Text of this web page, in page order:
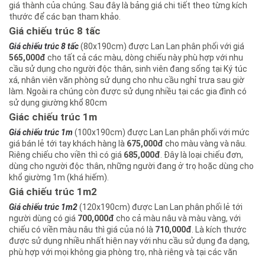
giá thành của chúng. Sau đây là bảng giá chi tiết theo từng kích
thước để các bạn tham khảo.
Giá chiếu trúc 8 tấc
Giá chiếu trúc 8 tấc(80x190cm) được Lan Lan phân phối với giá
565,000đ cho tất cả các màu, dòng chiếu này phù hợp với nhu
cầu sử dụng cho người độc thân, sinh viên đang sống tại Ký túc
xá, nhân viên văn phòng sử dụng cho nhu cầu nghỉ trưa sau giờ
làm. Ngoài ra chúng còn được sử dụng nhiều tại các gia đình có
sử dụng giường khổ 80cm
Giác chiếu trúc 1m
Giá chiếu trúc 1m (100x190cm) được Lan Lan phân phối với mức
giá bán lẻ tới tay khách hàng là 675,000đ cho màu vàng và nâu.
Riêng chiếu cho viền thì có giá 685,000đ. Đây là loại chiếu đơn,
dùng cho người độc thân, những người đang ở trọ hoặc dùng cho
khổ giường 1m (khá hiếm).
Giá chiếu trúc 1m2
Giá chiếu trúc 1m2(120x190cm) được Lan Lan phân phối lẻ tới
người dùng có giá 700,000đ cho cả màu nâu và màu vàng, với
chiếu có viền màu nâu thì giá của nó là 710,000đ. Là kích thước
được sử dụng nhiều nhất hiện nay với nhu cầu sử dụng đa dạng,
phù hợp với mọi không gia phòng trọ, nhà riêng và tại các văn